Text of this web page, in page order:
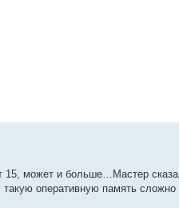
15, может и больше…Мастер
оперативную память